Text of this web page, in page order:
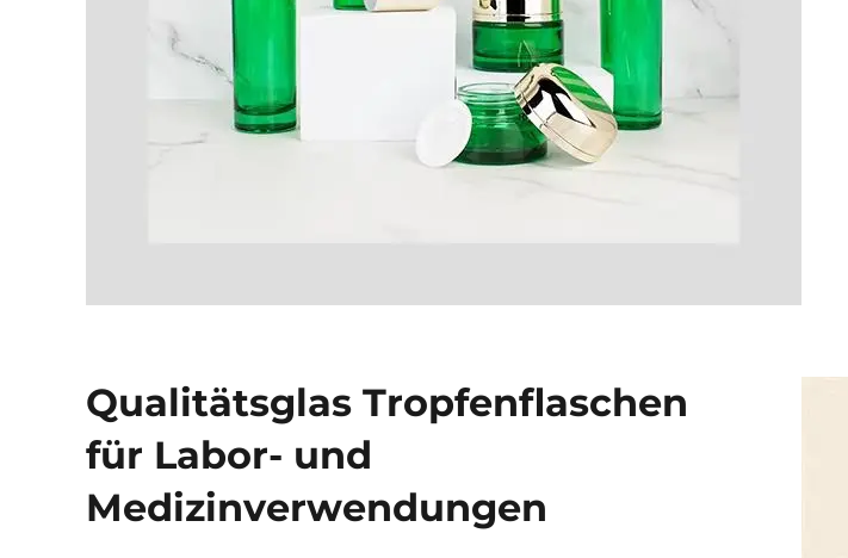
Qualitätsglas Tropfenflaschen
für Labor- und
Medizinverwendungen